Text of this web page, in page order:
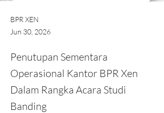
BPR XEN
Jun 30, 2026
Penutupan Sementara
Operasional Kantor BPR Xen
Dalam Rangka Acara Studi
Banding